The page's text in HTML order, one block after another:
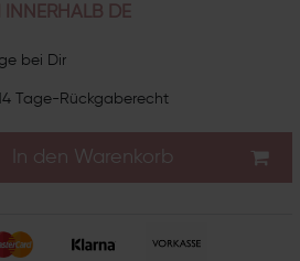
INNERHALB DE
bei Dir
Tage-Rückgaberecht
In den Warenkorb